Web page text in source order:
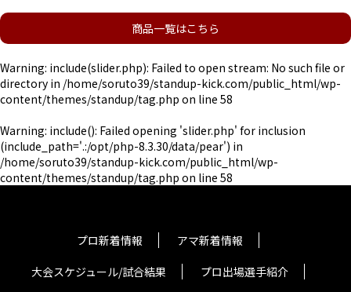
商品一覧はこちら
Warning: include(slider.php): Failed to open stream: No such file or
directory in /home/soruto39/standup-kick.com/public_html/wp-
content/themes/standup/tag.php on line 58
Warning: include(): Failed opening 'slider.php' for inclusion
(include_path='.:/opt/php-8.3.30/data/pear') in
/home/soruto39/standup-kick.com/public_html/wp-
content/themes/standup/tag.php on line 58
プロ新着情報
アマ新着情報
大会スケジュール/試合結果
プロ出場選手紹介